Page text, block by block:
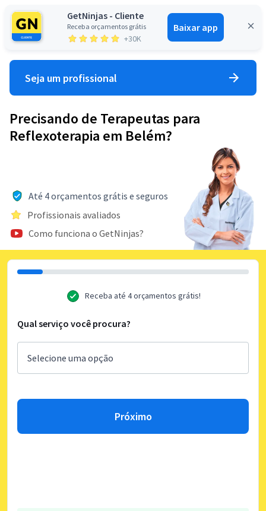
GetNinjas - Cliente
Receba orçamentos grátis
+30K
Baixar app
Entrar
Seja um profissional
Precisando de Terapeutas para
Reflexoterapia em Belém?
Até 4 orçamentos grátis e seguros
Profissionais avaliados
Como funciona o GetNinjas?
Receba até 4 orçamentos grátis!
Qual serviço você procura?
Próximo